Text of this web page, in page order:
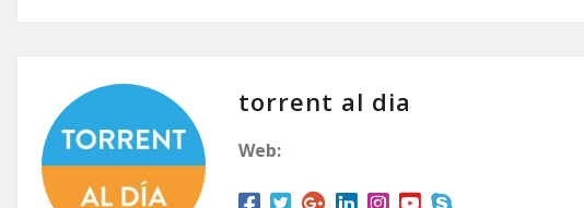
torrent al dia
Web: